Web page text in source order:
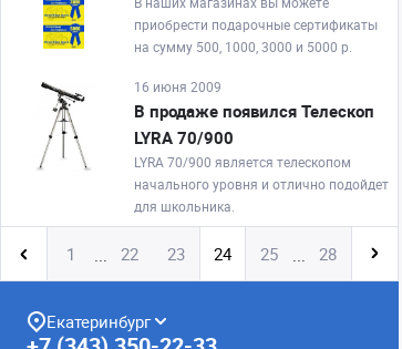
приобрести подарочные сертификаты
на сумму 500, 1000, 3000 и 5000 р.
16 июня 2009
В продаже появился Телескоп
LYRA 70/900
LYRA 70/900 является телескопом
начального уровня и отлично подойдет
для школьника.
1 ... 22 23 24 25 ... 28
Екатеринбург